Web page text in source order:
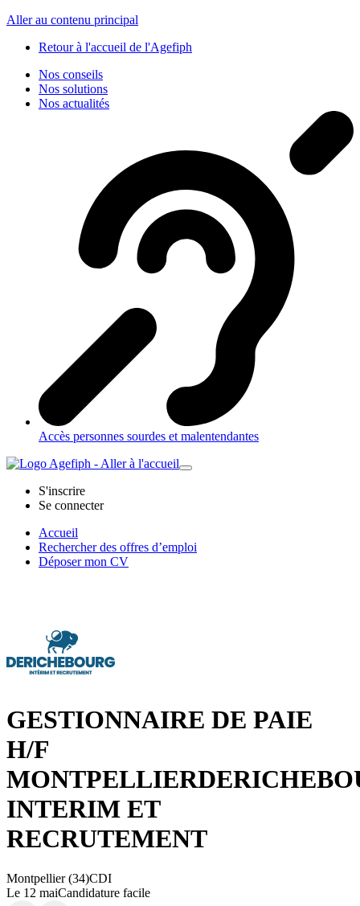
Aller au contenu principal
Retour à l'accueil de l'Agefiph
Nos conseils
Nos solutions
Nos actualités
Accès personnes sourdes et malentendantes
S'inscrire
Se connecter
Accueil
Rechercher des offres d’emploi
Déposer mon CV
GESTIONNAIRE DE PAIE
H/F
MONTPELLIER
INTERIM ET
RECRUTEMENT
Montpellier (34)CDI
Le 12 maiCandidature facile